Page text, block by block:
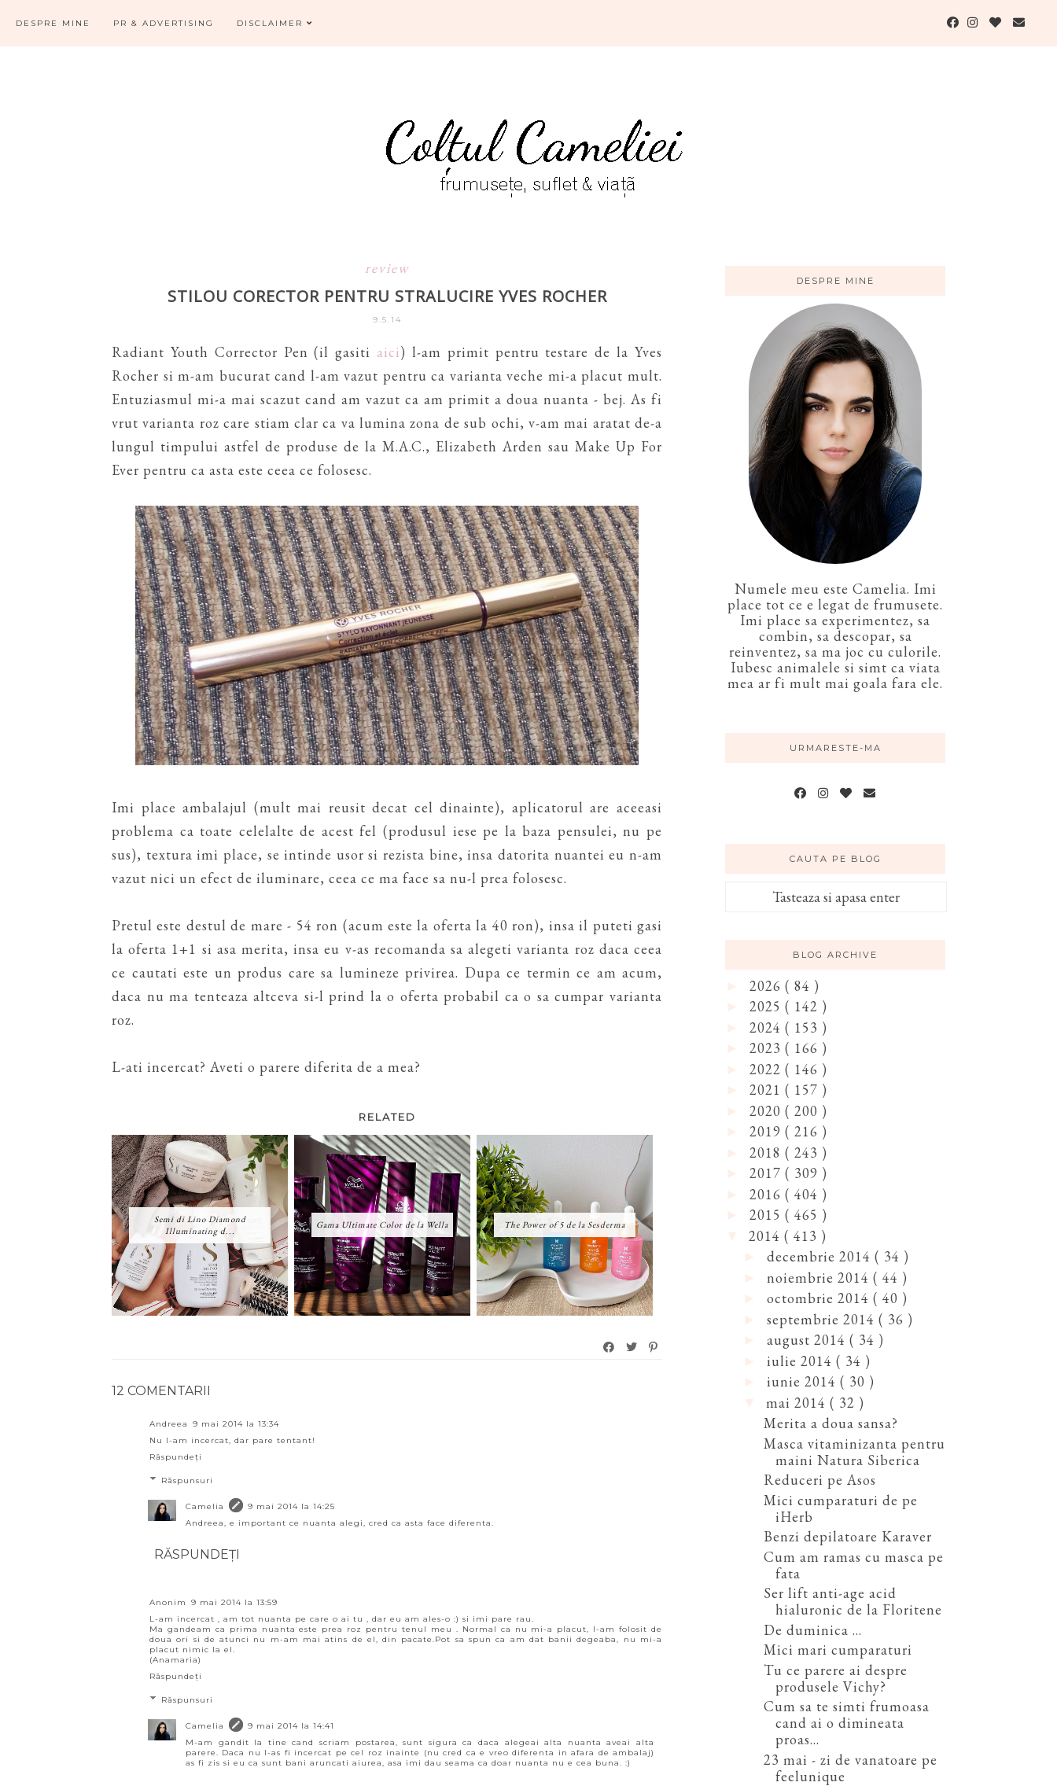
DESPRE MINE PR & ADVERTISING DISCLAIMER
review
STILOU CORECTOR PENTRU STRALUCIRE YVES ROCHER
9.5.14
Radiant Youth Corrector Pen (il gasiti aici) l-am primit pentru testare de la Yves
Rocher si m-am bucurat cand l-am vazut pentru ca varianta veche mi-a placut mult.
Entuziasmul mi-a mai scazut cand am vazut ca am primit a doua nuanta - bej. As fi
vrut varianta roz care stiam clar ca va lumina zona de sub ochi, v-am mai aratat de-a
lungul timpului astfel de produse de la M.A.C., Elizabeth Arden sau Make Up For
Ever pentru ca asta este ceea ce folosesc.
Imi place ambalajul (mult mai reusit decat cel dinainte), aplicatorul are aceeasi
problema ca toate celelalte de acest fel (produsul iese pe la baza pensulei, nu pe
sus), textura imi place, se intinde usor si rezista bine, insa datorita nuantei eu n-am
vazut nici un efect de iluminare, ceea ce ma face sa nu-l prea folosesc.
Pretul este destul de mare - 54 ron (acum este la oferta la 40 ron), insa il puteti gasi
la oferta 1+1 si asa merita, insa eu v-as recomanda sa alegeti varianta roz daca ceea
ce cautati este un produs care sa lumineze privirea. Dupa ce termin ce am acum,
daca nu ma tenteaza altceva si-l prind la o oferta probabil ca o sa cumpar varianta
roz.
L-ati incercat? Aveti o parere diferita de a mea?
RELATED
Semi di Lino Diamond
Illuminating d...
Gama Ultimate Color de la Wella The Power of 5 de la Sesderma
12 COMENTARII
Andreea
9 mai 2014 la 13:34
Nu l-am incercat, dar pare tentant!
Răspundeți
Răspunsuri
Camelia
9 mai 2014 la 14:25
Andreea, e important ce nuanta alegi, cred ca asta face diferenta.
RĂSPUNDEȚI
Anonim
9 mai 2014 la 13:59
L-am incercat , am tot nuanta pe care o ai tu , dar eu am ales-o :) si imi pare rau.
Ma gandeam ca prima nuanta este prea roz pentru tenul meu . Normal ca nu mi-a placut, l-am folosit de
doua ori si de atunci nu m-am mai atins de el, din pacate.Pot sa spun ca am dat banii degeaba, nu mi-a
placut nimic la el.
(Anamaria)
Răspundeți
Răspunsuri
Camelia
9 mai 2014 la 14:41
M-am gandit la tine cand scriam postarea, sunt sigura ca daca alegeai alta nuanta aveai alta
parere. Daca nu l-as fi incercat pe cel roz inainte (nu cred ca e vreo diferenta in afara de ambalaj)
as fi zis si eu ca sunt bani aruncati aiurea, asa imi dau seama ca doar nuanta nu e cea buna. :)
DESPRE MINE
Numele meu este Camelia. Imi
place tot ce e legat de frumusete.
Imi place sa experimentez, sa
combin, sa descopar, sa
reinventez, sa ma joc cu culorile.
Iubesc animalele si simt ca viata
mea ar fi mult mai goala fara ele.
URMARESTE-MA
CAUTA PE BLOG
BLOG ARCHIVE
2026 ( 84 )
2025 ( 142 )
2024 ( 153 )
2023 ( 166 )
2022 ( 146 )
2021 ( 157 )
2020 ( 200 )
2019 ( 216 )
2018 ( 243 )
2017 ( 309 )
2016 ( 404 )
2015 ( 465 )
2014 ( 413 )
decembrie 2014 ( 34 )
noiembrie 2014 ( 44 )
octombrie 2014 ( 40 )
septembrie 2014 ( 36 )
august 2014 ( 34 )
iulie 2014 ( 34 )
iunie 2014 ( 30 )
mai 2014 ( 32 )
Merita a doua sansa?
Masca vitaminizanta pentru
maini Natura Siberica
Reduceri pe Asos
Mici cumparaturi de pe
iHerb
Benzi depilatoare Karaver
Cum am ramas cu masca pe
fata
Ser lift anti-age acid
hialuronic de la Floritene
De duminica ...
Mici mari cumparaturi
Tu ce parere ai despre
produsele Vichy?
Cum sa te simti frumoasa
cand ai o dimineata
proas...
23 mai - zi de vanatoare pe
feelunique